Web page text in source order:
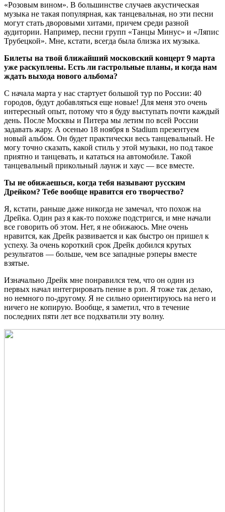
«Розовым вином». В большинстве случаев акустическая
музыка не такая популярная, как танцевальная, но эти песни
могут стать дворовыми хитами, причем среди разной
аудитории. Например, песни групп «Танцы Минус» и «Ляпис
Трубецкой». Мне, кстати, всегда была близка их музыка.
Билеты на твой ближайший московский концерт 9 марта
уже раскуплены. Есть ли гастрольные планы, и когда нам
ждать выхода нового альбома?
С начала марта у нас стартует большой тур по России: 40
городов, будут добавляться еще новые! Для меня это очень
интересный опыт, потому что я буду выступать почти каждый
день. После Москвы и Питера мы летим по всей России
задавать жару. А осенью 18 ноября в Stadium презентуем
новый альбом. Он будет практически весь танцевальный. Не
могу точно сказать, какой стиль у этой музыки, но под такое
приятно и танцевать, и кататься на автомобиле. Такой
танцевальный прикольный лаунж и хаус — все вместе.
Ты не обижаешься, когда тебя называют русским
Дрейком? Тебе вообще нравится его творчество?
Я, кстати, раньше даже никогда не замечал, что похож на
Дрейка. Один раз я как-то похоже подстригся, и мне начали
все говорить об этом. Нет, я не обижаюсь. Мне очень
нравится, как Дрейк развивается и как быстро он пришел к
успеху. За очень короткий срок Дрейк добился крутых
результатов — больше, чем все западные рэперы вместе
взятые.
Изначально Дрейк мне понравился тем, что он один из
первых начал интегрировать пение в рэп. Я тоже так делаю,
но немного по-другому. Я не сильно ориентируюсь на него и
ничего не копирую. Вообще, я заметил, что в течение
последних пяти лет все подхватили эту волну.